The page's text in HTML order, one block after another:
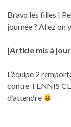
Bravo les filles !
journée ? Allez on
[Article mis à
L’équipe 2
contre TENNIS
d’attendre